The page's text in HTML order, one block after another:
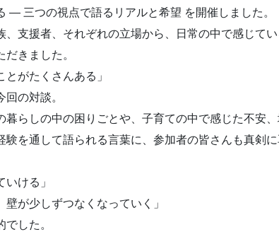
― 三つの視点で語るリアルと希望 を開催しました。
、支援者、それぞれの立場から、日常の中で感じて
きました。
とがたくさんある」
の対談。
暮らしの中の困りごとや、子育ての中で感じた不安
験を通して語られる言葉に、参加者の皆さんも真剣
いける」
壁が少しずつなくなっていく」
した。